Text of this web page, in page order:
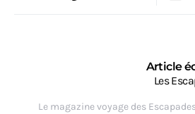
Article
Les
Le magazine voyage des